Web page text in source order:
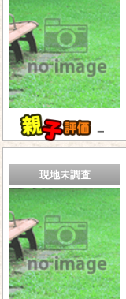
－
現地未調査